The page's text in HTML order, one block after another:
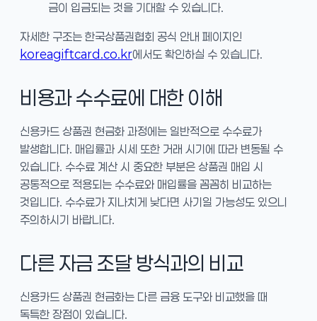
금이 입금되는 것을 기대할 수 있습니다.
자세한 구조는 한국상품권협회 공식 안내 페이지인
koreagiftcard.co.kr에서도 확인하실 수 있습니다.
비용과 수수료에 대한 이해
신용카드 상품권 현금화 과정에는 일반적으로 수수료가
발생합니다. 매입률과 시세 또한 거래 시기에 따라 변동될 수
있습니다. 수수료 계산 시 중요한 부분은 상품권 매입 시
공통적으로 적용되는 수수료와 매입률을 꼼꼼히 비교하는
것입니다. 수수료가 지나치게 낮다면 사기일 가능성도 있으니
주의하시기 바랍니다.
다른 자금 조달 방식과의 비교
신용카드 상품권 현금화는 다른 금융 도구와 비교했을 때
독특한 장점이 있습니다.